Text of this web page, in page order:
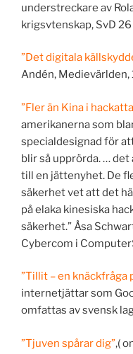
understreckare av
krigsvtenskap, SvD
”Det digitala
Andén, Medievärlden,
”Fler än Kina i
amerikanerna som
specialdesignad för
blir så upprörda. …
till en jättenyhet. De
säkerhet vet att det
på elaka kinesiska
säkerhet.” Åsa
Cybercom i
”Tillit – en knäckfråga
internetjättar som
omfattas av svensk
”Tjuven spårar dig”,(